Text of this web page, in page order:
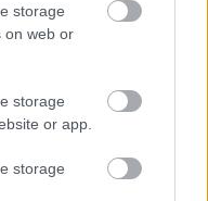
storage
on web or
storage
or app.
storage
rejtette véka alá,
csészével is
érzi ennek negatív